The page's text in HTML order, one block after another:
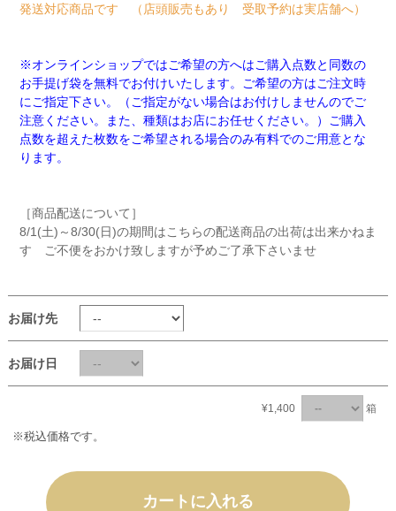
発送対応商品です （店頭販売もあり 受取予約は実店舗へ）
※オンラインショップではご希望の方へはご購入点数と同数の
お手提げ袋を無料でお付けいたします。ご希望の方はご注文時
にご指定下さい。（ご指定がない場合はお付けしませんのでご
注意ください。また、種類はお店にお任せください。）ご購入
点数を超えた枚数をご希望される場合のみ有料でのご用意とな
ります。
［商品配送について］
8/1(土)～8/30(日)の期間はこちらの配送商品の出荷は出来かねま
す ご不便をおかけ致しますが予めご了承下さいませ
お届け先
お届け日
¥1,400 箱
※税込価格です。
カートに入れる